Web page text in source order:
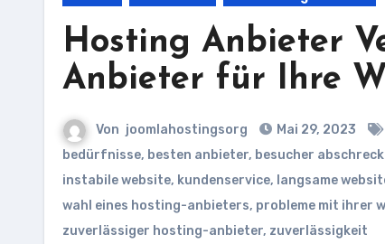
Hosting Anbieter
Anbieter für Ihre
Von joomlahostingsorg Mai 29, 2023
bedürfnisse, besten anbieter, besucher
instabile website, kundenservice, langsame
wahl eines hosting-anbieters, probleme mit ihrer
zuverlässiger hosting-anbieter, zuverlässigkeit